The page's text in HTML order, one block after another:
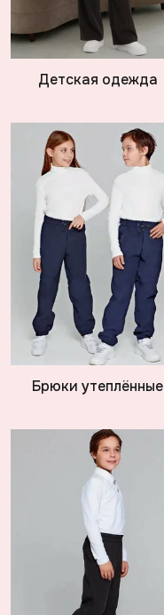
Детская одежда
Брюки утеплённые